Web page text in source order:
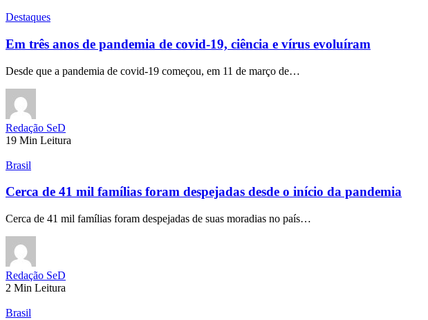
Destaques
Em três anos de pandemia de covid-19, ciência e vírus evoluíram
Desde que a pandemia de covid-19 começou, em 11 de março de…
Redação SeD
19 Min Leitura
Brasil
Cerca de 41 mil famílias foram despejadas desde o início da pandemia
Cerca de 41 mil famílias foram despejadas de suas moradias no país…
Redação SeD
2 Min Leitura
Brasil